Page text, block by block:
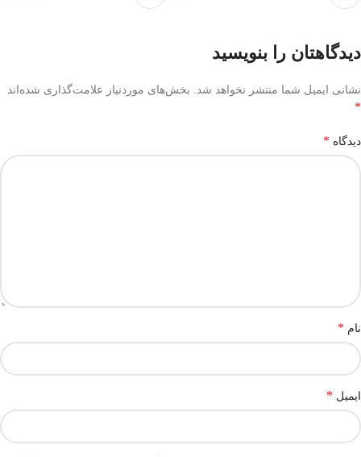
دیدگاهتان را بنویسید
نشانی ایمیل شما منتشر نخواهد شد. بخش‌های موردنیاز علامت‌گذاری شده‌اند
*
دیدگاه *
نام *
ایمیل *